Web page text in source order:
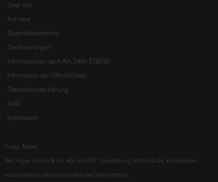
Über uns
Karriere
Geschäftsbereiche
Zertifizierungen
Informationen nach Art. 246c EGBGB
Information der Öffentlichkeit
Datenschutzerklärung
AGB
Impressum
* zzgl. Mwst.
BAT Agrar GmbH & Co. KG und BAT Tiernahrung GmbH & Co. KGl beliefert
ausschließlich landwirtschaftliche Unternehmen.